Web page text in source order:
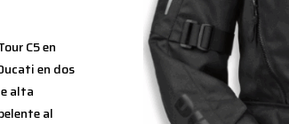
C5 en
en dos
alta
al